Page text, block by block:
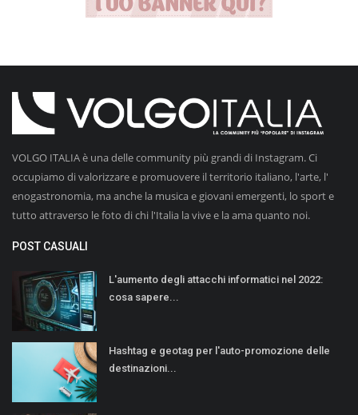
VOLGO ITALIA è una delle community più grandi di Instagram. Ci
occupiamo di valorizzare e promuovere il territorio italiano, l'arte, l'
enogastronomia, ma anche la musica e giovani emergenti, lo sport e
tutto attraverso le foto di chi l'Italia la vive e la ama quanto noi.
POST CASUALI
L'aumento degli attacchi informatici nel 2022:
cosa sapere...
Hashtag e geotag per l'auto-promozione delle
destinazioni...